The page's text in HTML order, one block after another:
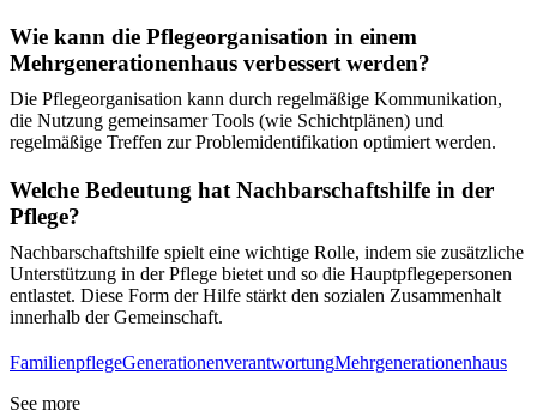
Wie kann die Pflegeorganisation in einem
Mehrgenerationenhaus verbessert werden?
Die Pflegeorganisation kann durch regelmäßige Kommunikation,
die Nutzung gemeinsamer Tools (wie Schichtplänen) und
regelmäßige Treffen zur Problemidentifikation optimiert werden.
Welche Bedeutung hat Nachbarschaftshilfe in der
Pflege?
Nachbarschaftshilfe spielt eine wichtige Rolle, indem sie zusätzliche
Unterstützung in der Pflege bietet und so die Hauptpflegepersonen
entlastet. Diese Form der Hilfe stärkt den sozialen Zusammenhalt
innerhalb der Gemeinschaft.
FamilienpflegeGenerationenverantwortungMehrgenerationenhaus
See more